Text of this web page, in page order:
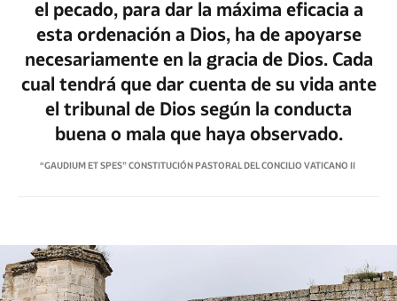
el pecado, para dar la máxima eficacia a
esta ordenación a Dios, ha de apoyarse
necesariamente en la gracia de Dios. Cada
cual tendrá que dar cuenta de su vida ante
el tribunal de Dios según la conducta
buena o mala que haya observado.
“GAUDIUM ET SPES” CONSTITUCIÓN PASTORAL DEL CONCILIO VATICANO II